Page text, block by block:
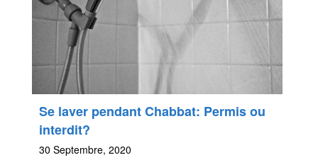
Se laver pendant Chabbat: Permis ou
interdit?
30 Septembre, 2020